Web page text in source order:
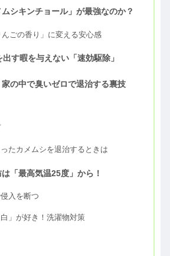
シキンチョール」が最強なのか？
ごの香り」に変える安心感
す暇を与えない「速効駆除」
家の中で臭いゼロで退治する裏技
たカメムシを退治するときは
「最高気温25度」から！
入を断つ
」が好き！洗濯物対策